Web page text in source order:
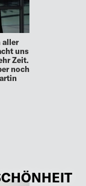
aller
uns
Zeit.
noch